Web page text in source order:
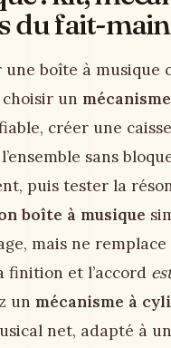
du fait-main
une boîte à musique
un
créer une
sans
puis tester la
boîte à musique
mais ne
finition et l’accord
un mécanisme à
net, adapté à